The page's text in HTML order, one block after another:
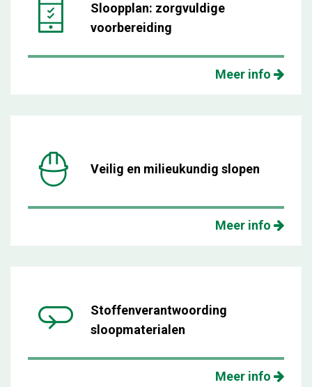
Sloopplan: zorgvuldige
voorbereiding
Meer info
Veilig en milieukundig slopen
Meer info
Stoffenverantwoording
sloopmaterialen
Meer info